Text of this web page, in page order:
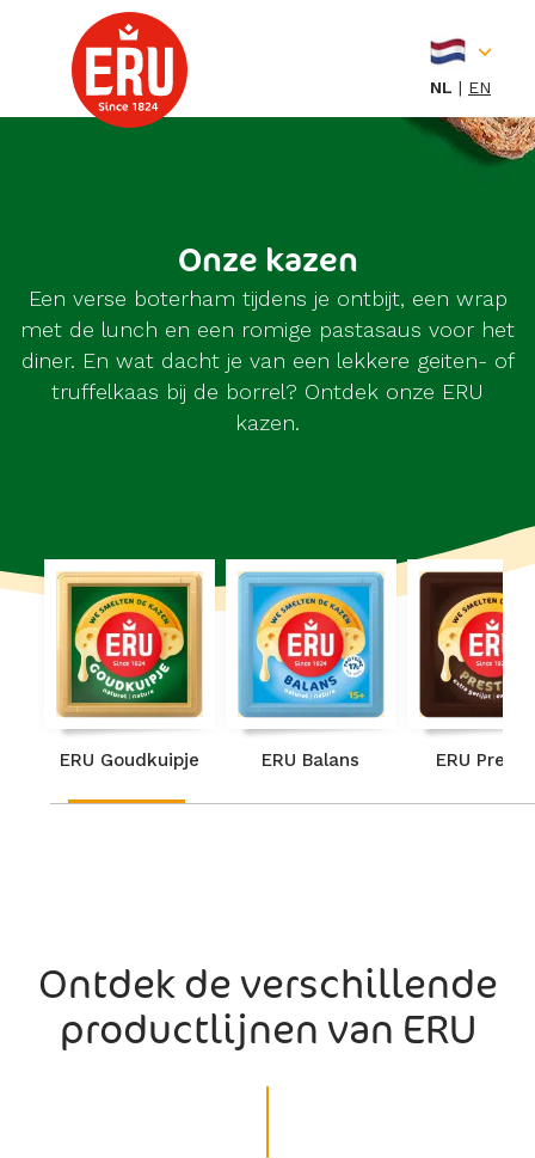
NL EN
Onze kazen
Een verse boterham tijdens je ontbijt, een wrap
met de lunch en een romige pastasaus voor het
diner. En wat dacht je van een lekkere geiten- of
truffelkaas bij de borrel? Ontdek onze ERU
kazen.
ERU Goudkuipje ERU Balans ERU
Ontdek de verschillende
productlijnen van ERU